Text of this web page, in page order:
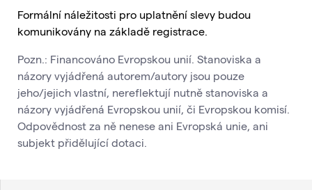
Formální náležitosti pro uplatnění slevy budou
komunikovány na základě registrace.
Pozn.: Financováno Evropskou unií. Stanoviska a
názory vyjádřená autorem/autory jsou pouze
jeho/jejich vlastní, nereflektují nutně stanoviska a
názory vyjádřená Evropskou unií, či Evropskou komisí.
Odpovědnost za ně nenese ani Evropská unie, ani
subjekt přidělující dotaci.